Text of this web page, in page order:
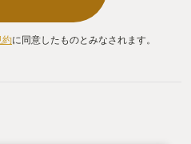
約に同意したものとみなされます。